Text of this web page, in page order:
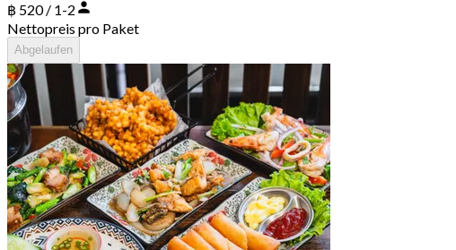
฿ 520 / 1-2
Nettopreis pro Paket
Abgelaufen